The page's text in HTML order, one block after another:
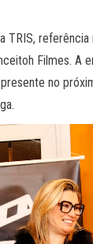
TRIS, referência
Filmes. A
no